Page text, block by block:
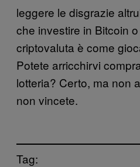
leggere le disgrazie
che investire in Bitcoin
criptovaluta è come
Potete arricchirvi
lotteria? Certo, ma non
non vincete.
Tag: